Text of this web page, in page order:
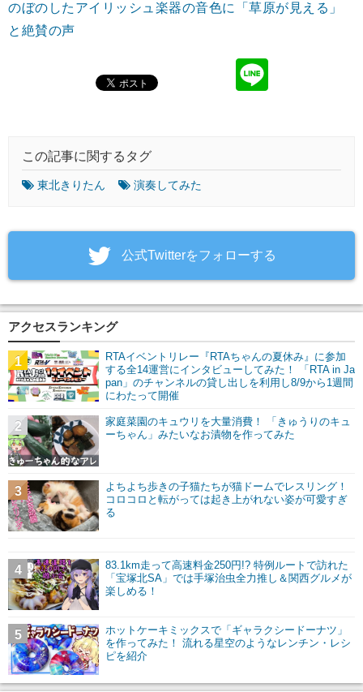
のぼのしたアイリッシュ楽器の音色に「草原が見える」
と絶賛の声
この記事に関するタグ
東北きりたん 演奏してみた
‎公式Twitterをフォローする
アクセスランキング
RTAイベントリレー『RTAちゃんの夏休み』に参加
する全14運営にインタビューしてみた！ 「RTA in Ja
pan」のチャンネルの貸し出しを利用し8/9から1週間
にわたって開催
1
家庭菜園のキュウリを大量消費！ 「きゅうりのキュ
ーちゃん」みたいなお漬物を作ってみた
2
よちよち歩きの子猫たちが猫ドームでレスリング！
コロコロと転がっては起き上がれない姿が可愛すぎ
る
3
83.1km走って高速料金250円!? 特例ルートで訪れた
「宝塚北SA」では手塚治虫全力推し＆関西グルメが
楽しめる！
4
ホットケーキミックスで「ギャラクシードーナツ」
を作ってみた！ 流れる星空のようなレンチン・レシ
ピを紹介
5